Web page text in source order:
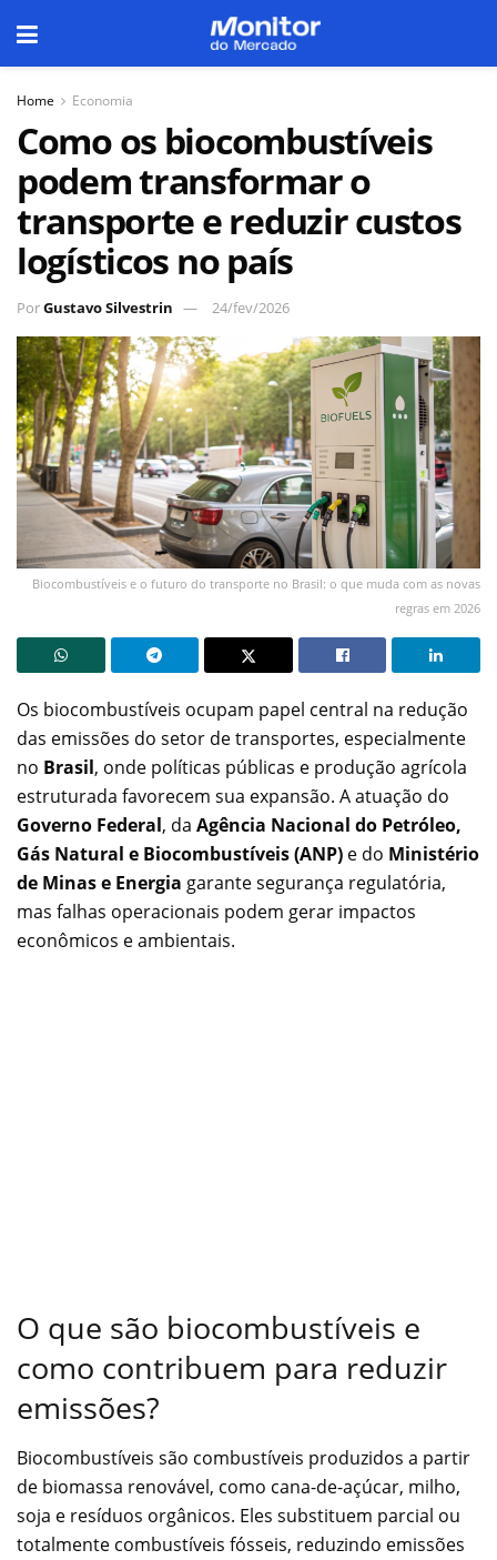
Home Economia
Como os biocombustíveis
podem transformar o
transporte e reduzir custos
logísticos no país
PorGustavo Silvestrin 24/fev/2026
Biocombustíveis e o futuro do transporte no Brasil: o que muda com as novas
regras em 2026
Os biocombustíveis ocupam papel central na redução
das emissões do setor de transportes, especialmente
no Brasil, onde políticas públicas e produção agrícola
estruturada favorecem sua expansão. A atuação do
Governo Federal, da Agência Nacional do Petróleo,
Gás Natural e Biocombustíveis (ANP) e do Ministério
de Minas e Energia garante segurança regulatória,
mas falhas operacionais podem gerar impactos
econômicos e ambientais.
O que são biocombustíveis e
como contribuem para reduzir
emissões?
Biocombustíveis são combustíveis produzidos a partir
de biomassa renovável, como cana-de-açúcar, milho,
soja e resíduos orgânicos. Eles substituem parcial ou
totalmente combustíveis fósseis, reduzindo emissões